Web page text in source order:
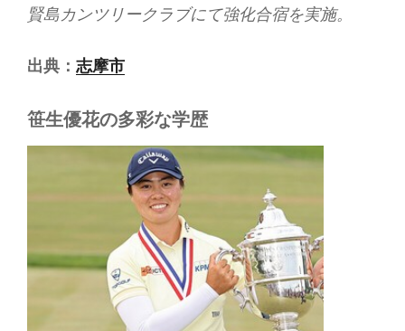
賢島カンツリークラブにて強化合宿を実施。
出典： 志摩市
笹生優花の多彩な学歴